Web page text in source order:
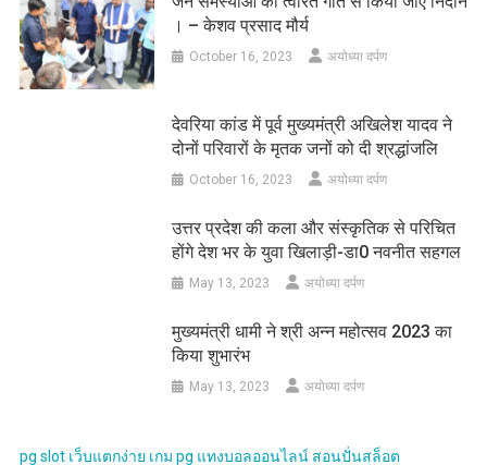
। – केशव प्रसाद मौर्य
October 16, 2023 अयोध्या दर्पण
देवरिया कांड में पूर्व मुख्यमंत्री अखिलेश यादव ने
दोनों परिवारों के मृतक जनों को दी श्रद्धांजलि
October 16, 2023 अयोध्या दर्पण
उत्तर प्रदेश की कला और संस्कृतिक से परिचित
होंगे देश भर के युवा खिलाड़ी-डा0 नवनीत सहगल
May 13, 2023 अयोध्या दर्पण
मुख्यमंत्री धामी ने श्री अन्न महोत्सव 2023 का
किया शुभारंभ
May 13, 2023 अयोध्या दर्पण
pg slot เว็บแตกง่าย เกม pg แทงบอลออนไลน์ สอนปั่นสล็อต